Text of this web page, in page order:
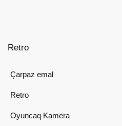
Retro
Çarpaz emal
Retro
Oyuncaq Kamera